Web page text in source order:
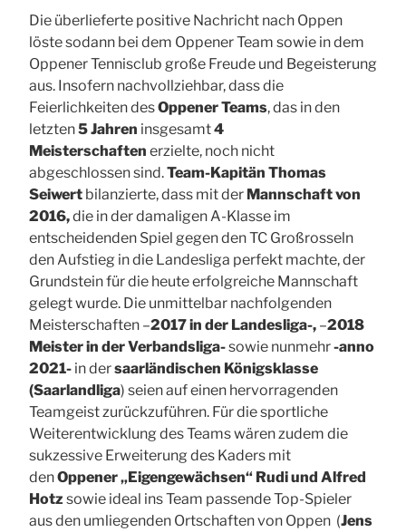
Die überlieferte positive Nachricht nach Oppen
löste sodann bei dem Oppener Team sowie in dem
Oppener Tennisclub große Freude und Begeisterung
aus. Insofern nachvollziehbar, dass die
Feierlichkeiten desOppener Teams, das in den
letzten5 Jahren insgesamt4
Meisterschaften erzielte, noch nicht
abgeschlossen sind.Team-Kapitän Thomas
Seiwert bilanzierte, dass mit der Mannschaft von
2016,die in der damaligen A-Klasse im
entscheidenden Spiel gegen den TC Großrosseln
den Aufstieg in die Landesliga perfekt machte, der
Grundstein für die heute erfolgreiche Mannschaft
gelegt wurde. Die unmittelbar nachfolgenden
Meisterschaften –2017 in der Landesliga-, –2018
Meister in der Verbandsliga-sowie nunmehr-anno
2021- in dersaarländischen Königsklasse
(Saarlandliga) seienauf einen hervorragenden
Teamgeist zurückzuführen. Für die sportliche
Weiterentwicklung des Teams wären zudem die
sukzessive Erweiterung des Kaders mit
denOppener „Eigengewächsen“ Rudi und Alfred
Hotz sowie ideal ins Team passende Top-Spieler
aus den umliegenden Ortschaften von Oppen (Jens